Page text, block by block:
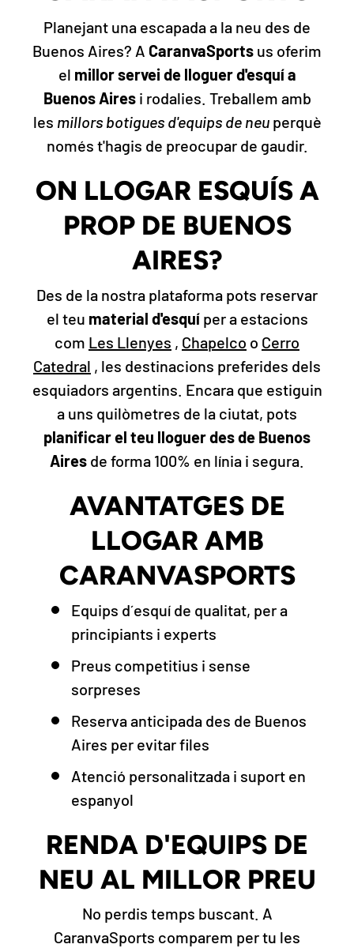
Planejant una escapada a la neu des de
Buenos Aires? A CaranvaSports us oferim
el millor servei de lloguer d'esquí a
Buenos Airesi rodalies. Treballem amb
les millors botigues d'equips de neuperquè
només t'hagis de preocupar de gaudir.
ON LLOGAR ESQUÍS A
PROP DE BUENOS
AIRES?
Des de la nostra plataforma pots reservar
el teu material d'esquíper a estacions
com Les Llenyes , Chapelco o Cerro
Catedral , les destinacions preferides dels
esquiadors argentins. Encara que estiguin
a uns quilòmetres de la ciutat, pots
planificar el teu lloguer des de Buenos
Aires de forma 100% en línia i segura.
AVANTATGES DE
LLOGAR AMB
CARANVASPORTS
Equips d´esquí de qualitat, per a
principiants i experts
Preus competitius i sense
sorpreses
Reserva anticipada des de Buenos
Aires per evitar files
Atenció personalitzada i suport en
espanyol
RENDA D'EQUIPS DE
NEU AL MILLOR PREU
No perdis temps buscant. A
CaranvaSports comparem per tu les